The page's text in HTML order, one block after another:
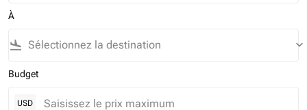
À
flight_land keyboard_arrow_down
Budget
USD